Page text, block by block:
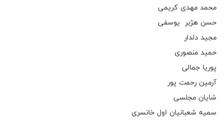
محمد مهدی کریمی
حسن هژبر یوسفی
مجید دلدار
حمید منصوری
پوریا جمالی
آرمین رحمت پور
شایان مجلسی
سمیه شعبانیان اول خانسری